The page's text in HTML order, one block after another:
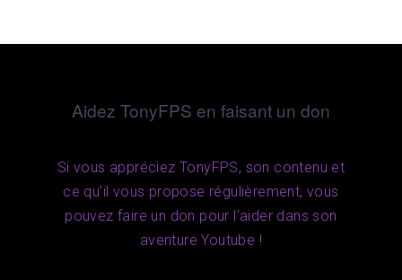
Aidez TonyFPS en faisant un don
Si vous appréciez TonyFPS, son contenu et
ce qu'il vous propose régulièrement, vous
pouvez faire un don pour l'aider dans son
aventure Youtube !